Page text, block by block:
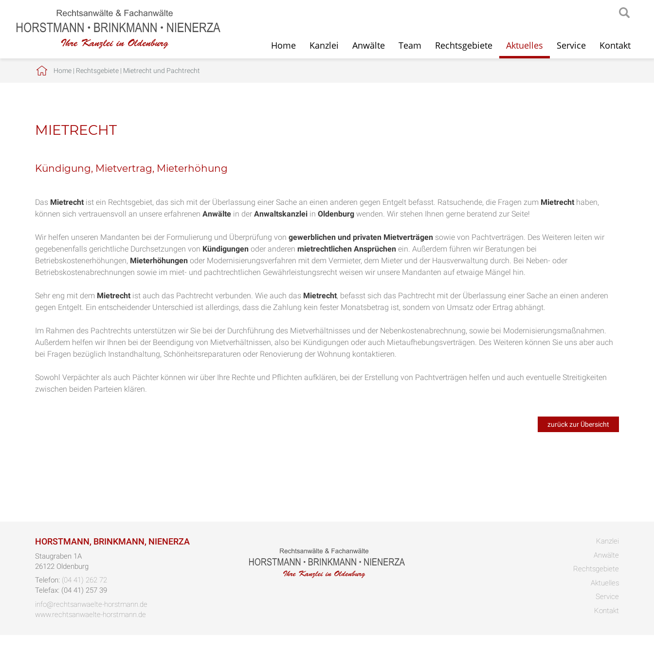
Home Kanzlei Anwälte Team Rechtsgebiete Aktuelles Service Kontakt
Home| Rechtsgebiete| Mietrecht und Pachtrecht
MIETRECHT
Kündigung, Mietvertrag, Mieterhöhung
Das Mietrecht ist ein Rechtsgebiet, das sich mit der Überlassung einer Sache an einen anderen gegen Entgelt befasst. Ratsuchende, die Fragen zum Mietrecht haben,
können sich vertrauensvoll an unsere erfahrenen Anwälte in der Anwaltskanzlei in Oldenburg wenden. Wir stehen Ihnen gerne beratend zur Seite!
Wir helfen unseren Mandanten bei der Formulierung und Überprüfung von gewerblichen und privaten Mietverträgen sowie von Pachtverträgen. Des Weiteren leiten wir
gegebenenfalls gerichtliche Durchsetzungen von Kündigungen oder anderen mietrechtlichen Ansprüchen ein. Außerdem führen wir Beratungen bei
Betriebskostenerhöhungen, Mieterhöhungen oder Modernisierungsverfahren mit dem Vermieter, dem Mieter und der Hausverwaltung durch. Bei Neben- oder
Betriebskostenabrechnungen sowie im miet- und pachtrechtlichen Gewährleistungsrecht weisen wir unsere Mandanten auf etwaige Mängel hin.
Sehr eng mit dem Mietrecht ist auch das Pachtrecht verbunden. Wie auch das Mietrecht, befasst sich das Pachtrecht mit der Überlassung einer Sache an einen anderen
gegen Entgelt. Ein entscheidender Unterschied ist allerdings, dass die Zahlung kein fester Monatsbetrag ist, sondern von Umsatz oder Ertrag abhängt.
Im Rahmen des Pachtrechts unterstützen wir Sie bei der Durchführung des Mietverhältnisses und der Nebenkostenabrechnung, sowie bei Modernisierungsmaßnahmen.
Außerdem helfen wir Ihnen bei der Beendigung von Mietverhältnissen, also bei Kündigungen oder auch Mietaufhebungsverträgen. Des Weiteren können Sie uns aber auch
bei Fragen bezüglich Instandhaltung, Schönheitsreparaturen oder Renovierung der Wohnung kontaktieren.
Sowohl Verpächter als auch Pächter können wir über Ihre Rechte und Pflichten aufklären, bei der Erstellung von Pachtverträgen helfen und auch eventuelle Streitigkeiten
zwischen beiden Parteien klären.
zurück zur Übersicht
HORSTMANN, BRINKMANN, NIENERZA
Staugraben 1A
26122 Oldenburg
Telefon: (04 41) 262 72
Telefax: (04 41) 257 39
info@rechtsanwaelte-horstmann.de
www.rechtsanwaelte-horstmann.de
Kanzlei
Anwälte
Rechtsgebiete
Aktuelles
Service
Kontakt